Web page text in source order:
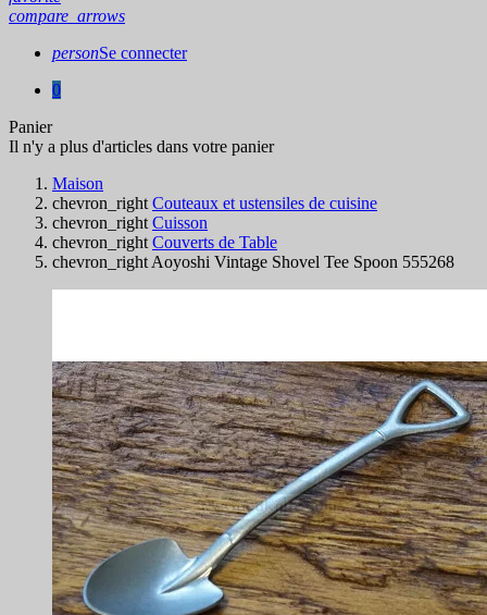
compare_arrows
personSe connecter
0
Panier
Il n'y a plus d'articles dans votre panier
Maison
chevron_right Couteaux et ustensiles de cuisine
chevron_right Cuisson
chevron_right Couverts de Table
chevron_right Aoyoshi Vintage Shovel Tee Spoon 555268